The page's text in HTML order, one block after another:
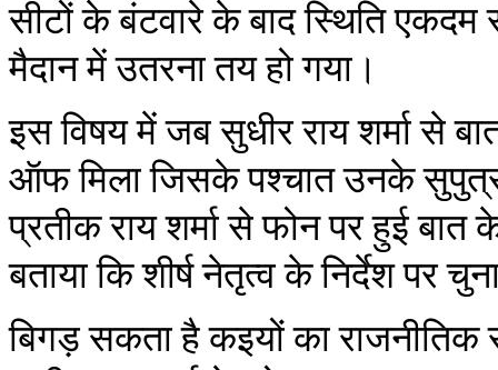
सीटों के बंटवारे के बाद स्थिति एकदम
मैदान में उतरना तय हो गया।
इस विषय में जब सुधीर राय शर्मा से
ऑफ मिला जिसके पश्चात उनके
प्रतीक राय शर्मा से फोन पर हुई बात
बताया कि शीर्ष नेतृत्व के निर्देश पर
बिगड़ सकता है कइयों का